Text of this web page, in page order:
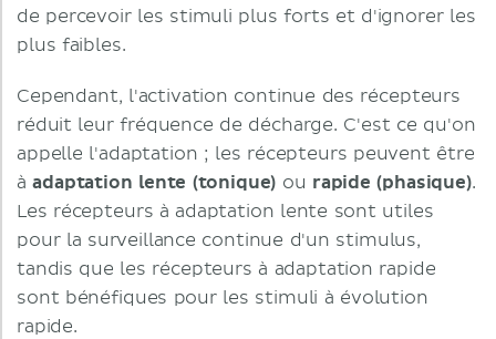
de percevoir les stimuli plus forts et d'ignorer les
plus faibles.
Cependant, l'activation continue des récepteurs
réduit leur fréquence de décharge. C'est ce qu'on
appelle l'adaptation ; les récepteurs peuvent être
àadaptation lente (tonique) ou rapide (phasique).
Les récepteurs à adaptation lente sont utiles
pour la surveillance continue d'un stimulus,
tandis que les récepteurs à adaptation rapide
sont bénéfiques pour les stimuli à évolution
rapide.